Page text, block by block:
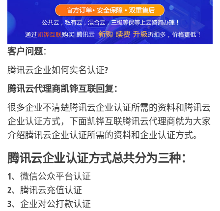
客户问题：
腾讯云企业如何实名认证?
腾讯云代理商凯铧互联回复：
很多企业不清楚腾讯云企业认证所需的资料和腾讯云
企业认证方式，下面凯铧互联腾讯云代理商就为大家
介绍腾讯云企业认证所需的资料和企业认证方式。
腾讯云企业认证方式总共分为三种：
1、微信公众平台认证
2、腾讯云充值认证
3、企业对公打款认证